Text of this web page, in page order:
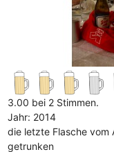
3.00 bei 2 Stimmen.
Jahr: 2014
die letzte Flasche vom
getrunken